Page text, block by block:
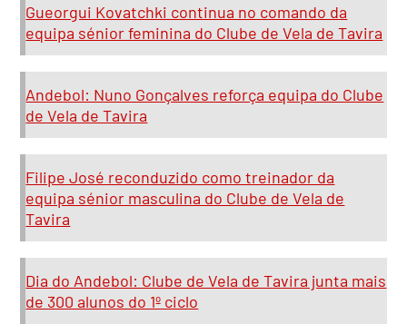
Gueorgui Kovatchki continua no comando da
equipa sénior feminina do Clube de Vela de Tavira
Andebol: Nuno Gonçalves reforça equipa do Clube
de Vela de Tavira
Filipe José reconduzido como treinador da
equipa sénior masculina do Clube de Vela de
Tavira
Dia do Andebol: Clube de Vela de Tavira junta mais
de 300 alunos do 1º ciclo